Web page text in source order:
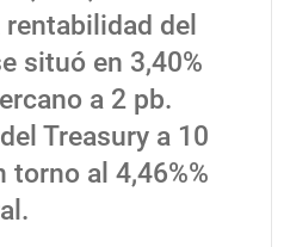
rentabilidad del
situó en 3,40%
a 2 pb.
del Treasury a 10
torno al 4,46%%